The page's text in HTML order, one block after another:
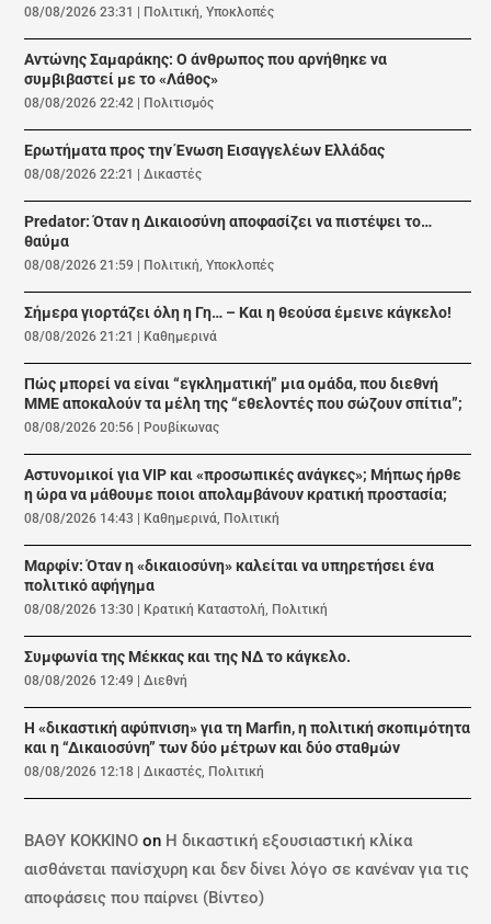
08/08/2026 23:31 Πολιτική,Υποκλοπές
Αντώνης Σαμαράκης: Ο άνθρωπος που αρνήθηκε να
συμβιβαστεί με το «Λάθος»
08/08/2026 22:42 Πολιτισμός
Ερωτήματα προς την Ένωση Εισαγγελέων Ελλάδας
08/08/2026 22:21 |Δικαστές
Predator: Όταν η Δικαιοσύνη αποφασίζει να πιστέψει το…
θαύμα
08/08/2026 21:59 Πολιτική,Υποκλοπές
Σήμερα γιορτάζει όλη η Γη… – Και η θεούσα έμεινε κάγκελο!
08/08/2026 21:21 Καθημερινά
Πώς μπορεί να είναι “εγκληματική” μια ομάδα, που διεθνή
ΜΜΕ αποκαλούν τα μέλη της “εθελοντές που σώζουν σπίτια”;
08/08/2026 20:56 Ρουβίκωνας
Αστυνομικοί για VIP και «προσωπικές ανάγκες»; Μήπως ήρθε
η ώρα να μάθουμε ποιοι απολαμβάνουν κρατική προστασία;
08/08/2026 14:43 Καθημερινά, Πολιτική
Μαρφίν: Όταν η «δικαιοσύνη» καλείται να υπηρετήσει ένα
πολιτικό αφήγημα
08/08/2026 13:30 Κρατική Καταστολή, Πολιτική
Συμφωνία της Μέκκας και της ΝΔ το κάγκελο.
08/08/2026 12:49 |Διεθνή
Η «δικαστική αφύπνιση» για τη Marfin, η πολιτική σκοπιμότητα
και η “Δικαιοσύνη” των δύο μέτρων και δύο σταθμών
08/08/2026 12:18 |Δικαστές, Πολιτική
ΒΑΘΥ ΚΟΚΚΙΝΟ on Η δικαστική εξουσιαστική κλίκα
αισθάνεται πανίσχυρη και δεν δίνει λόγο σε κανέναν για τις
αποφάσεις που παίρνει (Βίντεο)